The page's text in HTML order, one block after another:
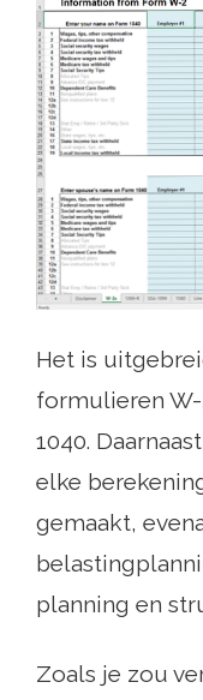
Het is
formulieren W-
1040.
elke
gemaakt,
planning en
Zoals je zou